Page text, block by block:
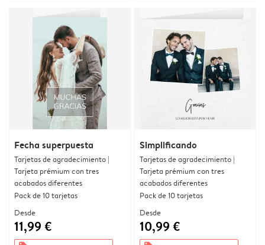
Fecha superpuesta
Tarjetas de agradecimiento |
Tarjeta prémium con tres
acabados diferentes
Pack de 10 tarjetas
Desde
11,99 €
Simplificando
Tarjetas de agradecimiento |
Tarjeta prémium con tres
acabados diferentes
Pack de 10 tarjetas
Desde
10,99 €